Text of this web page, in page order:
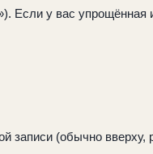
Если у вас упрощённая
записи (обычно